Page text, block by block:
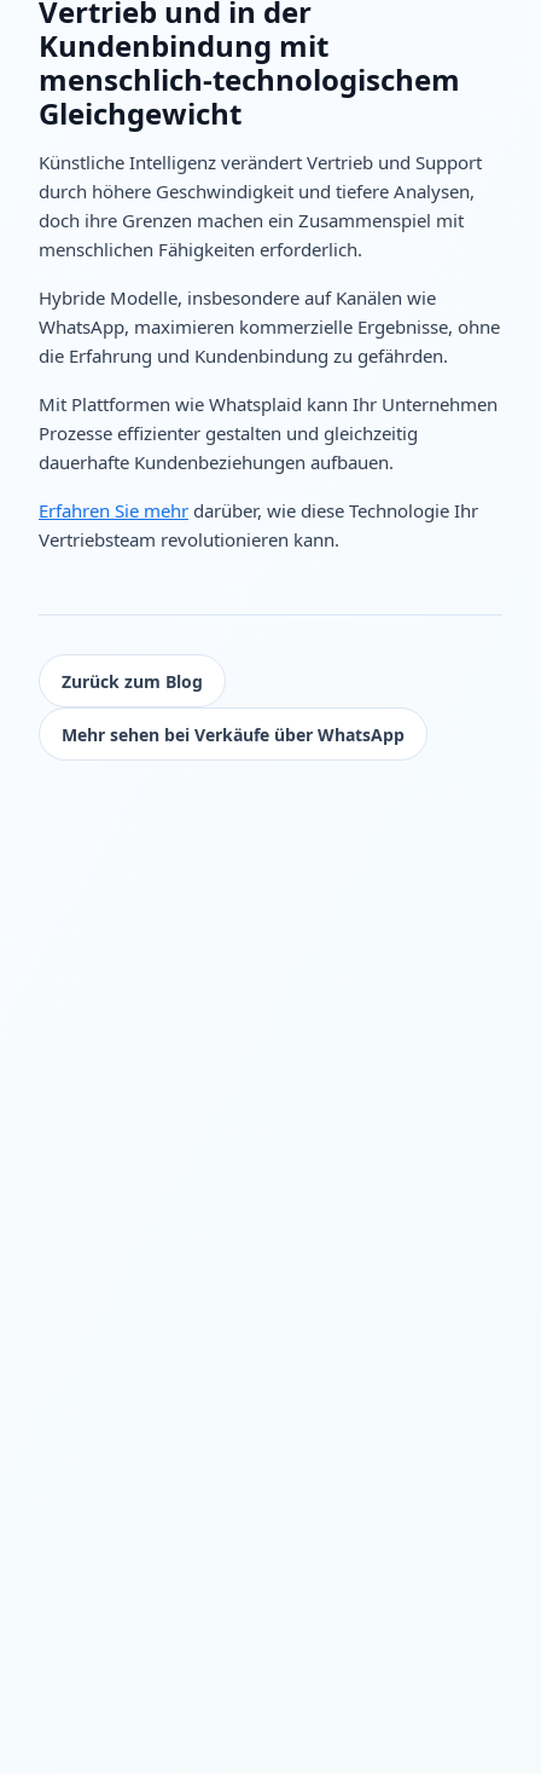
Vertrieb und in der
Kundenbindung mit
menschlich-technologischem
Gleichgewicht
Künstliche Intelligenz verändert Vertrieb und Support
durch höhere Geschwindigkeit und tiefere Analysen,
doch ihre Grenzen machen ein Zusammenspiel mit
menschlichen Fähigkeiten erforderlich.
Hybride Modelle, insbesondere auf Kanälen wie
WhatsApp, maximieren kommerzielle Ergebnisse, ohne
die Erfahrung und Kundenbindung zu gefährden.
Mit Plattformen wie Whatsplaid kann Ihr Unternehmen
Prozesse effizienter gestalten und gleichzeitig
dauerhafte Kundenbeziehungen aufbauen.
Erfahren Sie mehr darüber, wie diese Technologie Ihr
Vertriebsteam revolutionieren kann.
Zurück zum Blog
Mehr sehen bei Verkäufe über WhatsApp